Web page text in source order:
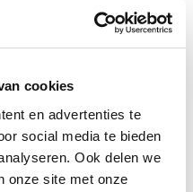
cookies
en advertenties te
social media te bieden
Ook delen we
onze site met onze
Stel Een Vraag